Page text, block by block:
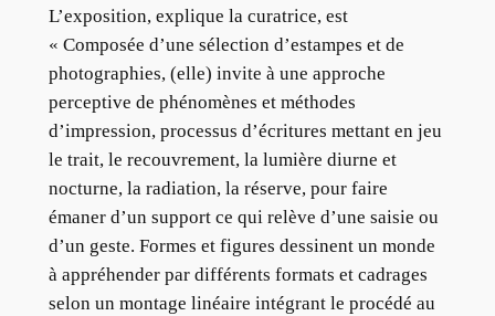
L’exposition, explique la curatrice, est
« Composée d’une sélection d’estampes et de
photographies, (elle) invite à une approche
perceptive de phénomènes et méthodes
d’impression, processus d’écritures mettant en jeu
le trait, le recouvrement, la lumière diurne et
nocturne, la radiation, la réserve, pour faire
émaner d’un support ce qui relève d’une saisie ou
d’un geste. Formes et figures dessinent un monde
à appréhender par différents formats et cadrages
selon un montage linéaire intégrant le procédé au